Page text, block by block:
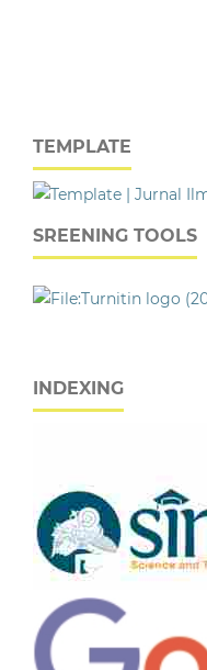
TEMPLATE
SREENING TOOLS
INDEXING